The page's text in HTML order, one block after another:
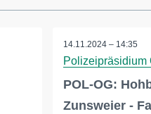
14.11.2024 – 14:35
Polizeipräsidium
POL-OG:
Zunsweier -